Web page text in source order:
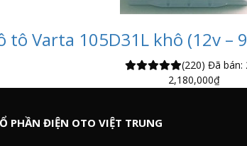
tô Varta 105D31L khô (12v –
(220) Đã bán:
2,180,000₫
PHẦN ĐIỆN OTO VIỆT TRUNG